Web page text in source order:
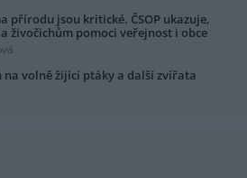
přírodu jsou kritické. ČSOP ukazuje,
živočichům pomoci veřejnost i obce
na volně žijící ptáky a další zvířata